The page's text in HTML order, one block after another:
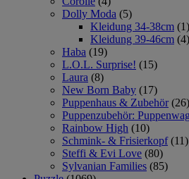
Dolly Moda (5)
Kleidung 34-38cm (1)
Kleidung 39-46cm (4)
Haba (19)
L.O.L. Surprise! (15)
Laura (8)
New Born Baby (17)
Puppenhaus & Zubehör (26)
Puppenzubehör:
Rainbow High (10)
Schmink- & Frisierkopf (11)
Steffi & Evi Love (80)
Sylvanian Families (85)